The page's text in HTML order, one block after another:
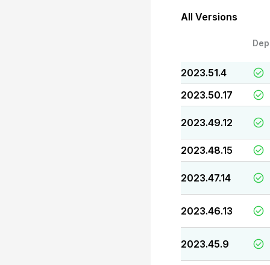
All Versions
2023.51.4
2023.50.17
2023.49.12
2023.48.15
2023.47.14
2023.46.13
2023.45.9